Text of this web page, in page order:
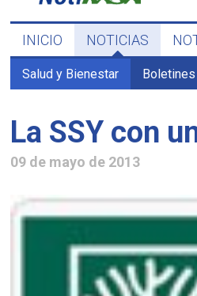
INICIO NOTICIAS
Salud y Bienestar Boletines
La SSY con
09 de mayo de 2013